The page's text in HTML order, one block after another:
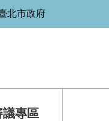
北市政府
議專區